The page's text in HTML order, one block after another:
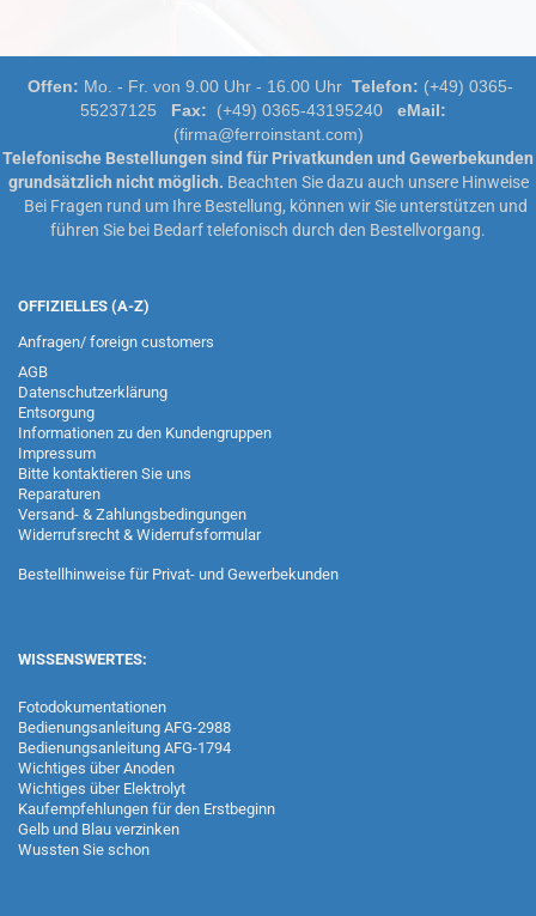
Offen: Mo. - Fr. von 9.00 Uhr - 16.00 Uhr Telefon: (+49) 0365-
55237125 Fax: (+49) 0365-43195240 eMail:
(firma@ferroinstant.com)
Telefonische Bestellungen sind für Privatkunden und Gewerbekunden
grundsätzlich nicht möglich. Beachten Sie dazu auch unsere Hinweise
Bei Fragen rund um Ihre Bestellung, können wir Sie unterstützen und
führen Sie bei Bedarf telefonisch durch den Bestellvorgang.
OFFIZIELLES (A-Z)
Anfragen/ foreign customers
AGB
Datenschutzerklärung
Entsorgung
Informationen zu den Kundengruppen
Impressum
Bitte kontaktieren Sie uns
Reparaturen
Versand- & Zahlungsbedingungen
Widerrufsrecht & Widerrufsformular
Bestellhinweise für Privat- und Gewerbekunden
WISSENSWERTES:
Fotodokumentationen
Bedienungsanleitung AFG-2988
Bedienungsanleitung AFG-1794
Wichtiges über Anoden
Wichtiges über Elektrolyt
Kaufempfehlungen für den Erstbeginn
Gelb und Blau verzinken
Wussten Sie schon